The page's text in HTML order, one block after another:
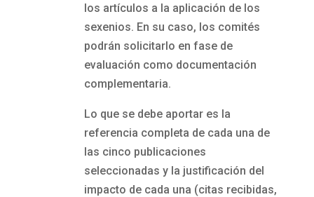
los artículos a la aplicación de los
sexenios. En su caso, los comités
podrán solicitarlo en fase de
evaluación como documentación
complementaria.
Lo que se debe aportar es la
referencia completa de cada una de
las cinco publicaciones
seleccionadas y la justificación del
impacto de cada una (citas recibidas,